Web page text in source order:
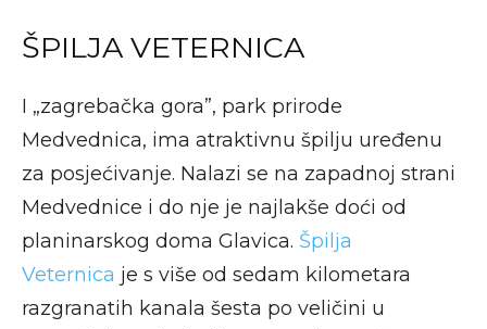
ŠPILJA VETERNICA
I „zagrebačka gora”, park prirode
Medvednica, ima atraktivnu špilju uređenu
za posjećivanje. Nalazi se na zapadnoj strani
Medvednice i do nje je najlakše doći od
planinarskog doma Glavica. Špilja
Veternica je s više od sedam kilometara
razgranatih kanala šesta po veličini u